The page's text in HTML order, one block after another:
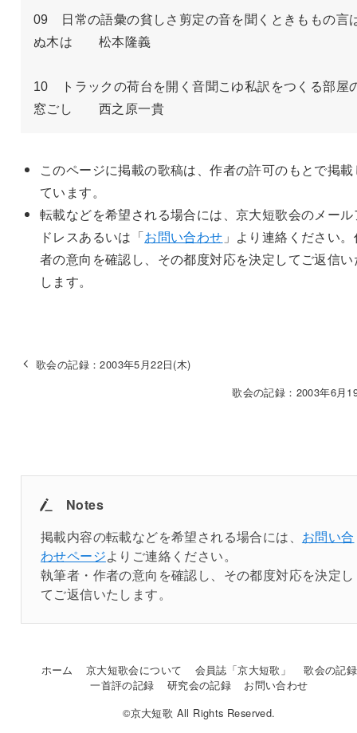
09　日常の語彙の貧しさ剪定の音を聞くときももの言
ぬ木は　　松本隆義
10　トラックの荷台を開く音聞こゆ私訳をつくる部屋
窓ごし　　西之原一貴
このページに掲載の歌稿は、作者の許可のもとで掲載
ています。
転載などを希望される場合には、京大短歌会のメール
ドレスあるいは「お問い合わせ 」より連絡ください
者の意向を確認し、その都度対応を決定してご返信い
します。
歌会の記録：2003年5月22日(木)
歌会の記録：2003年6月
Notes
掲載内容の転載などを希望される場合には、 お問い合
わせページよりご連絡ください。
執筆者・作者の意向を確認し、その都度対応を決定し
てご返信いたします。
ホーム 京大短歌会について 会員誌「京大短歌」
歌会の記録
一首評の記録
研究会の記録
お問い合わせ
©京大短歌 All Rights Reserved.